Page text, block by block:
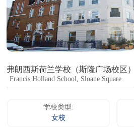
弗朗西斯荷兰学校（斯隆广场校区）
Francis Holland School, Sloane Square
学校类型:
女校